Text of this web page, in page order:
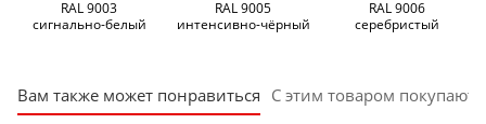
RAL 9003
сигнально-белый
RAL 9005
интенсивно-чёрный
RAL 9006
серебристый
Вам также может понравиться С этим товаром покупают